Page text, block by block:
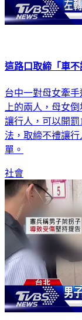
這路口取締「車
台中一對母女牽
上的兩人，母女
讓行人，可以開罰
法，取締不禮讓
單。
社會